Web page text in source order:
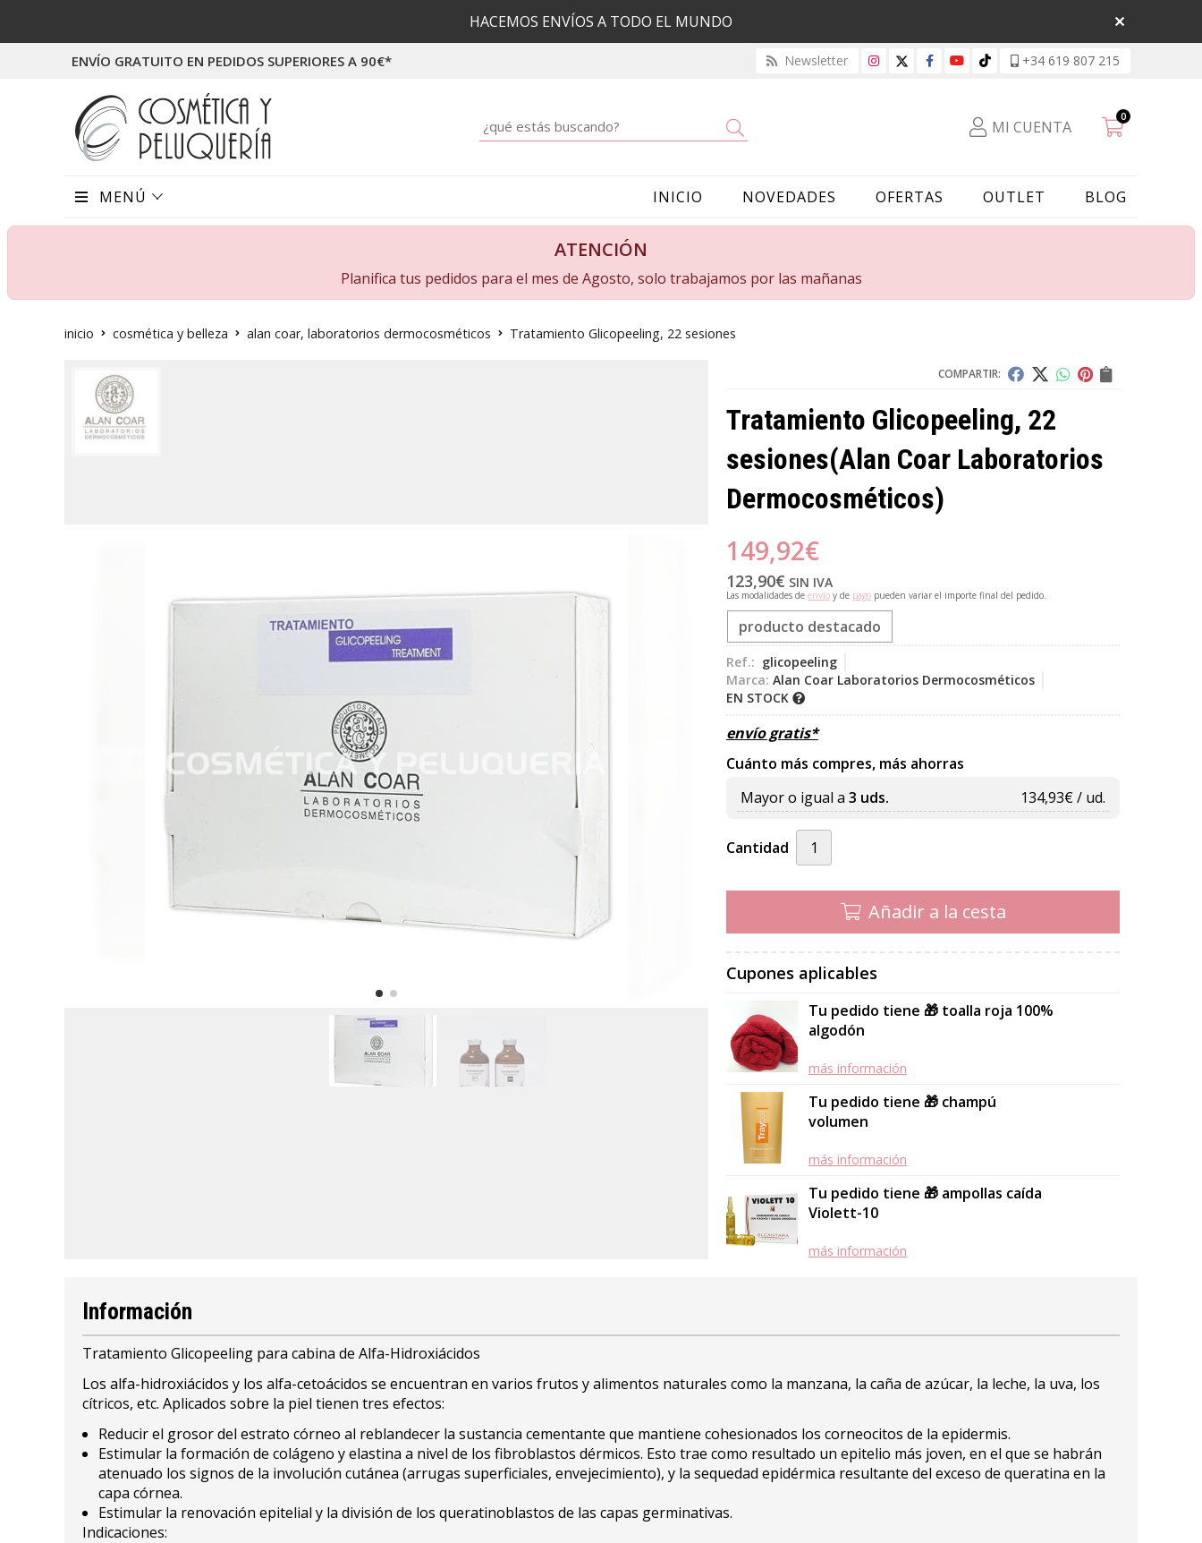
HACEMOS ENVÍOS A TODO EL MUNDO
ENVÍO GRATUITO EN PEDIDOS SUPERIORES A 90€* Newsletter +34 619 807 215
MI CUENTA
0
MENÚ INICIO NOVEDADES OFERTAS OUTLET BLOG
ATENCIÓN
Planifica tus pedidos para el mes de Agosto, solo trabajamos por las mañanas
inicio cosmética y belleza alan coar, laboratorios dermocosméticos Tratamiento Glicopeeling, 22 sesiones
COMPARTIR:
Tratamiento Glicopeeling, 22
sesiones(Alan Coar Laboratorios
Dermocosméticos)
149,92€
123,90€ SIN IVA
Las modalidades de envío y de pago pueden variar el importe final del pedido.
producto destacado
Ref.: glicopeeling
Marca: Alan Coar Laboratorios Dermocosméticos
EN STOCK
envío gratis*
Cuánto más compres, más ahorras
Mayor o igual a 3 uds. 134,93€ / ud.
Cantidad
Añadir a la cesta
Cupones aplicables
Tu pedido tiene 🎁 toalla roja 100%
algodón
más información
Tu pedido tiene 🎁 champú
volumen
más información
Tu pedido tiene 🎁 ampollas caída
Violett-10
más información
Información
Tratamiento Glicopeeling para cabina de Alfa-Hidroxiácidos
Los alfa-hidroxiácidos y los alfa-cetoácidos se encuentran en varios frutos y alimentos naturales como la manzana, la caña de azúcar, la leche, la uva, los
cítricos, etc. Aplicados sobre la piel tienen tres efectos:
Reducir el grosor del estrato córneo al reblandecer la sustancia cementante que mantiene cohesionados los corneocitos de la epidermis.
Estimular la formación de colágeno y elastina a nivel de los fibroblastos dérmicos. Esto trae como resultado un epitelio más joven, en el que se habrán
atenuado los signos de la involución cutánea (arrugas superficiales, envejecimiento), y la sequedad epidérmica resultante del exceso de queratina en la
capa córnea.
Estimular la renovación epitelial y la división de los queratinoblastos de las capas germinativas.
Indicaciones: